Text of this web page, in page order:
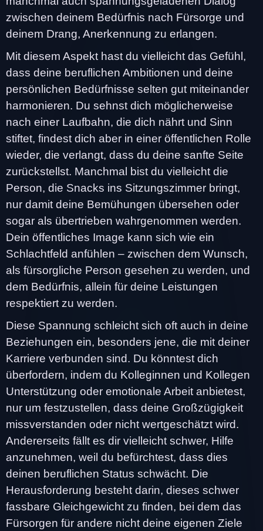
zwischen deinem Bedürfnis nach Fürsorge und
deinem Drang, Anerkennung zu erlangen.
Mit diesem Aspekt hast du vielleicht das Gefühl,
dass deine beruflichen Ambitionen und deine
persönlichen Bedürfnisse selten gut miteinander
harmonieren. Du sehnst dich möglicherweise
nach einer Laufbahn, die dich nährt und Sinn
stiftet, findest dich aber in einer öffentlichen Rolle
wieder, die verlangt, dass du deine sanfte Seite
zurückstellst. Manchmal bist du vielleicht die
Person, die Snacks ins Sitzungszimmer bringt,
nur damit deine Bemühungen übersehen oder
sogar als übertrieben wahrgenommen werden.
Dein öffentliches Image kann sich wie ein
Schlachtfeld anfühlen – zwischen dem Wunsch,
als fürsorgliche Person gesehen zu werden, und
dem Bedürfnis, allein für deine Leistungen
respektiert zu werden.
Diese Spannung schleicht sich oft auch in deine
Beziehungen ein, besonders jene, die mit deiner
Karriere verbunden sind. Du könntest dich
überfordern, indem du Kolleginnen und Kollegen
Unterstützung oder emotionale Arbeit anbietest,
nur um festzustellen, dass deine Großzügigkeit
missverstanden oder nicht wertgeschätzt wird.
Andererseits fällt es dir vielleicht schwer, Hilfe
anzunehmen, weil du befürchtest, dass dies
deinen beruflichen Status schwächt. Die
Herausforderung besteht darin, dieses schwer
fassbare Gleichgewicht zu finden, bei dem das
Fürsorgen für andere nicht deine eigenen Ziele